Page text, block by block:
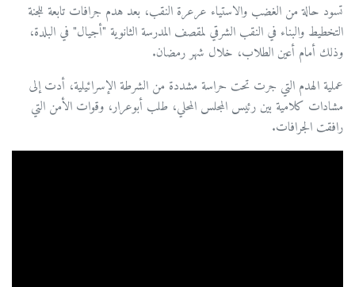
تسود حالة من الغضب والاستياء عرعرة النقب، بعد هدم جرافات تابعة للجنة
التخطيط والبناء في النقب الشرقي لمقصف المدرسة الثانوية "أجيال" في البلدة،
وذلك أمام أعين الطلاب، خلال شهر رمضان.
عملية الهدم التي جرت تحت حراسة مشددة من الشرطة الإسرائيلية، أدت إلى
مشادات كلامية بين رئيس المجلس المحلي، طلب أبوعرار، وقوات الأمن التي
رافقت الجرافات.